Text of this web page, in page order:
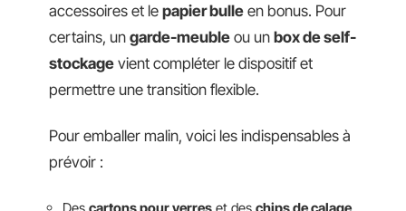
accessoires et le papier bulle en bonus. Pour
certains, un garde-meuble ou un box de self-
stockage vient compléter le dispositif et
permettre une transition flexible.
Pour emballer malin, voici les indispensables à
prévoir :
Des cartons pour verres et des chips de calage